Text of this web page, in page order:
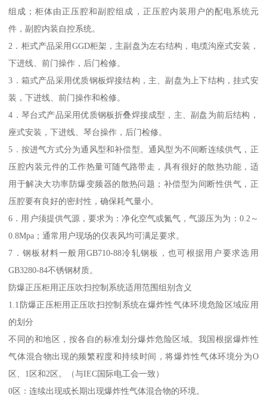
组成；柜体由正压腔和副腔组成，正压腔内装用户的配电系统元
件，副腔内装自控系统。
2．柜式产品采用GGD柜架，主副盘为左右结构，电缆沟座式安装，
下进线、前门操作，后门检修。
3．箱式产品采用优质钢板焊接结构，主、副盘为上下结构，挂式安
装，下进线、前门操作和检修。
4．琴台式产品采用优质钢板折叠焊接成型，主、副盘为前后结构，
座式安装，下进线、琴台操作，后门检修。
5．按进气方式分为通风型和补偿型。通风型为不间断连续供气，正
压腔内装元件的工作热量可随气路带走，具有很好的散热功能，适
用于解决大功率防爆变频器的散热问题；补偿型为间断性供气，正
压腔要有良好的密封性，确保耗气量小。
6．用户须提供气源，要求为：净化空气或氮气，气源压为为：0.2～
0.8Mpa；通常用户现场的仪表风均可满足要求。
7．钢板材料一般用GB710-88冷轧钢板，也可根据用户要求选用
GB3280-84不锈钢材质。
防爆正压柜用正压吹扫控制系统适用范围组别含义
1.1防爆正压柜用正压吹扫控制系统在爆炸性气体环境危险区域应用
的划分
不同的和地区，按各自的标准划分爆炸危险区域。我国根据爆炸性
气体混合物出现的频繁程度和持续时间，将爆炸性气体环境分为O
区、1区和2区。（与IEC国际电工会一致）
0区：连续出现或长期出现爆炸性气体混合物的环境。